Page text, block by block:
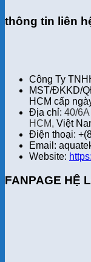
thông tin liên
Công Ty
MST/ĐKKD/
HCM cấp
Địa chỉ: 40/6A
HCM, Việt
Điện thoại:
Email:
Website:
FANPAGE HỆ